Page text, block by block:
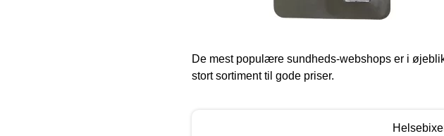
De mest populære sundheds-webshops er i
stort sortiment til gode priser.